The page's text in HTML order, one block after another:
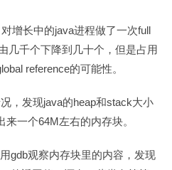
增长中的java进程做了一次full
几千个下降到几十个，但是占用
reference的可能性。
，发现java的heap和stack大小
来一个64M左右的内存块。
gdb观察内存块里的内容，发现